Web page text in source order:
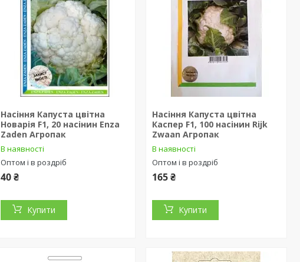
Насіння Капуста цвітна
Новарія F1, 20 насінин Enza
Zaden Агропак
В наявності
Оптом і в роздріб
40 ₴
Купити
Насіння Капуста цвітна
Каспер F1, 100 насінин Rijk
Zwaan Агропак
В наявності
Оптом і в роздріб
165 ₴
Купити